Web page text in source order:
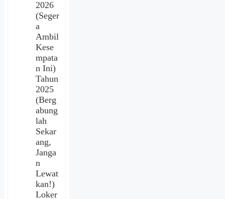
2026
(Seger
a
Ambil
Kese
mpata
n Ini)
Tahun
2025
(Berg
abung
lah
Sekar
ang,
Janga
n
Lewat
kan!)
Loker